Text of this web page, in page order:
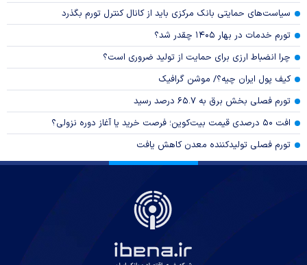
سیاست‌های حمایتی بانک مرکزی باید از کانال کنترل تورم بگذرد
تورم خدمات در بهار ۱۴۰۵ چقدر شد؟
چرا انضباط ارزی برای حمایت از تولید ضروری است؟
کیف پول ایران چیه؟/ موشن گرافیک
تورم فصلی بخش برق به ۶۵.۷ درصد رسید
افت ۵۰ درصدی قیمت بیت‌کوین؛ فرصت خرید یا آغاز دوره نزولی؟
تورم فصلی تولیدکننده معدن کاهش یافت